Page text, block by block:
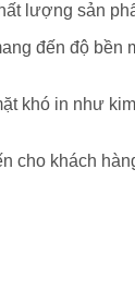
lượng sản
đến độ bền
khó in như
cho khách